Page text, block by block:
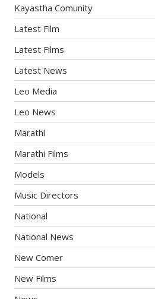
Kayastha Comunity
Latest Film
Latest Films
Latest News
Leo Media
Leo News
Marathi
Marathi Films
Models
Music Directors
National
National News
New Comer
New Films